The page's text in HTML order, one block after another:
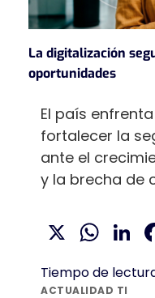
La digitalización
oportunidades
X
Tiempo de
ACTUALIDAD TI
El país
fortalecer la
ante el
y la brecha de